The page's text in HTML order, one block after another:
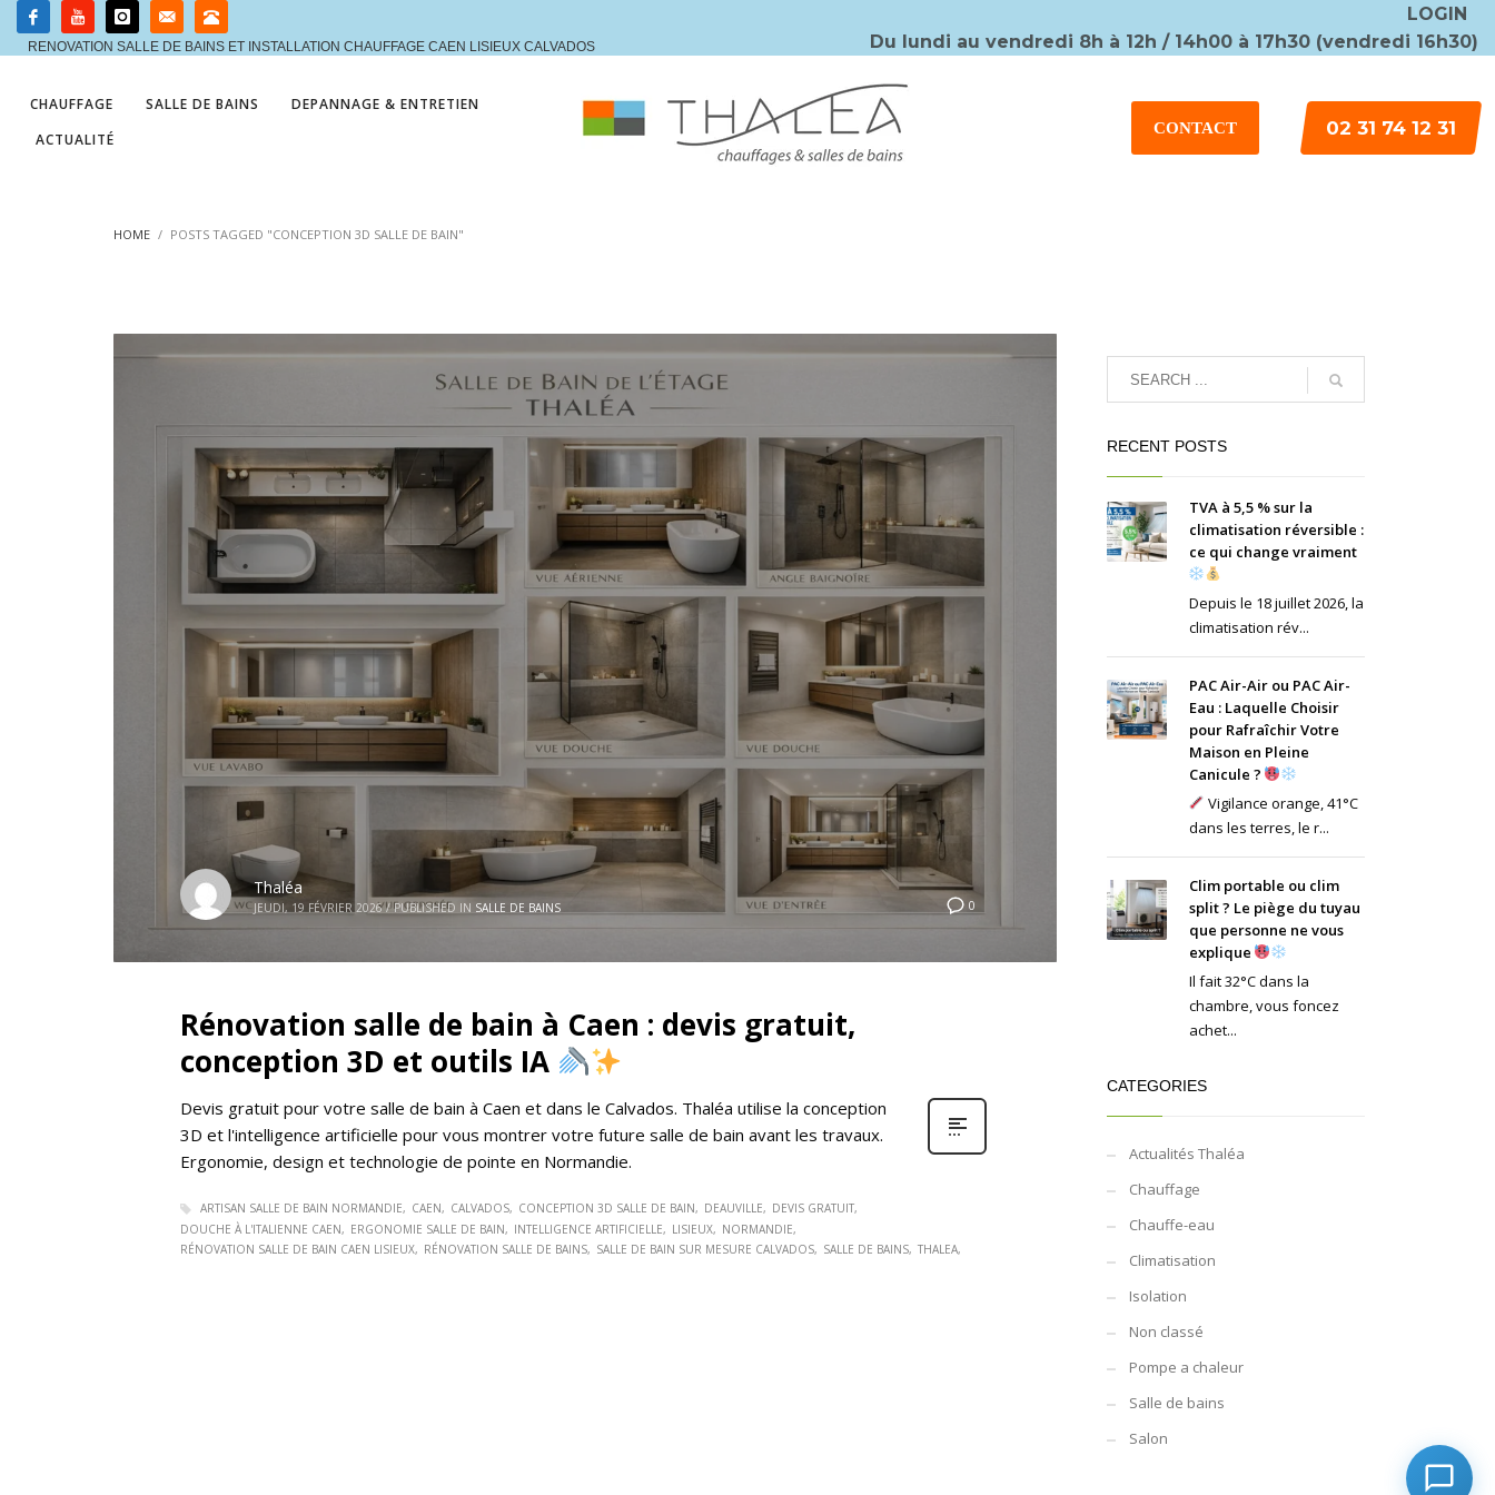
RENOVATION SALLE DE BAINS ET INSTALLATION CHAUFFAGE CAEN LISIEUX CALVADOS
LOGIN
Du lundi au vendredi 8h à 12h / 14h00 à 17h30 (vendredi 16h30)
CHAUFFAGE SALLE DE BAINS
DEPANNAGE & ENTRETIEN
ACTUALITÉ
CONTACT 02 31 74 12 31
HOME POSTS TAGGED "CONCEPTION 3D SALLE DE BAIN"
0
Thaléa
JEUDI, 19 FÉVRIER 2026 / PUBLISHED IN SALLE DE BAINS
Rénovation salle de bain à Caen : devis gratuit,
conception 3D et outils IA
Devis gratuit pour votre salle de bain à Caen et dans le Calvados. Thaléa utilise la conception
3D et l'intelligence artificielle pour vous montrer votre future salle de bain avant les travaux.
Ergonomie, design et technologie de pointe en Normandie.
ARTISAN SALLE DE BAIN NORMANDIE CAEN CALVADOS CONCEPTION 3D SALLE DE BAIN DEAUVILLE
DEVIS GRATUIT
DOUCHE À L'ITALIENNE CAEN
ERGONOMIE SALLE DE BAIN INTELLIGENCE ARTIFICIELLE LISIEUX
NORMANDIE
RÉNOVATION SALLE DE BAIN CAEN LISIEUX
RÉNOVATION SALLE DE BAINS SALLE DE BAIN SUR MESURE CALVADOS SALLE DE BAINS THALEA
RECENT POSTS
TVA à 5,5 % sur la
climatisation réversible :
ce qui change vraiment
Depuis le 18 juillet 2026, la
climatisation rév...
PAC Air-Air ou PAC Air-
Eau : Laquelle Choisir
pour Rafraîchir Votre
Maison en Pleine
Canicule ?
Vigilance orange, 41°C
dans les terres, le r...
Clim portable ou clim
split ? Le piège du tuyau
que personne ne vous
explique
Il fait 32°C dans la
chambre, vous foncez
achet...
CATEGORIES
Actualités Thaléa
Chauffage
Chauffe-eau
Climatisation
Isolation
Non classé
Pompe a chaleur
Salle de bains
Salon